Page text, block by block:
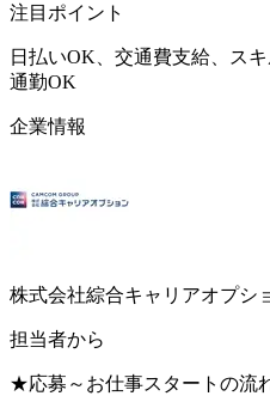
注目ポイント
日払いOK、交通費支給、ス
通勤OK
企業情報
株式会社綜合キャリアオプシ
担当者から
★応募～お仕事スタートの流